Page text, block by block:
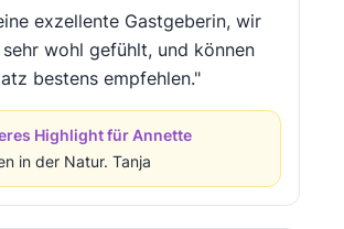
exzellente Gastgeberin, wir
sehr wohl gefühlt, und können
bestens empfehlen."
Highlight für Annette
in der Natur. Tanja